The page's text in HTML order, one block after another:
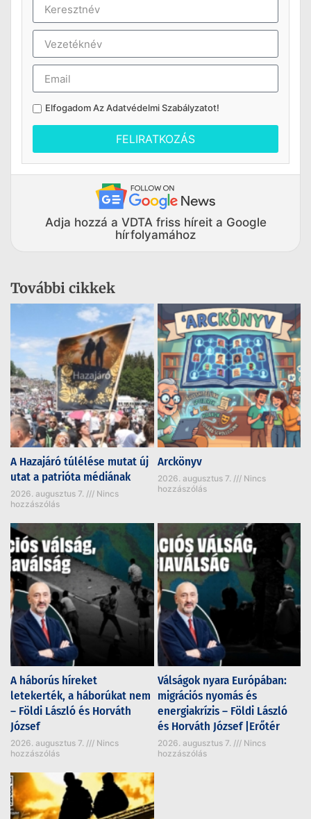
Elfogadom AzAdatvédelmi Szabályzatot!
FELIRATKOZÁS
Adja hozzá a VDTA friss híreit a Google
hírfolyamához
További cikkek
A Hazajáró túlélése mutat új
utat a patrióta médiának
2026. augusztus 7.
Nincs
hozzászólás
Arckönyv
2026. augusztus 7.
Nincs
hozzászólás
A háborús híreket
letekerték, a háborúkat nem
– Földi László és Horváth
József
2026. augusztus 7.
Nincs
hozzászólás
Válságok nyara Európában:
migrációs nyomás és
energiakrízis – Földi László
és Horváth József |Erőtér
2026. augusztus 7.
Nincs
hozzászólás